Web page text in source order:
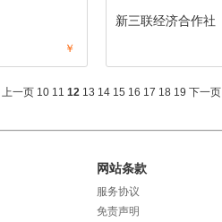
￥
新三联经济合作社
上一页 10 11 12 13 14 15 16 17 18 19 下一页
网站条款
服务协议
免责声明